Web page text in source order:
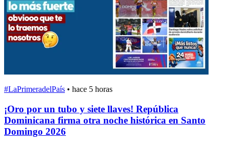
#LaPrimeradelPaís • hace 5 horas
¡Oro por un tubo y siete llaves! República
Dominicana firma otra noche histórica en Santo
Domingo 2026